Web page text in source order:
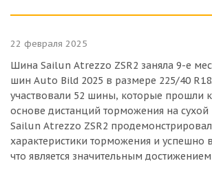
22 февраля 2025
Шина Sailun Atrezzo ZSR2 заняла 9-е
шин Auto Bild 2025 в размере 225/40 R18.
участвовали 52 шины, которые прошли
основе дистанций торможения на
Sailun Atrezzo ZSR2
характеристики торможения и успешно
что является значительным